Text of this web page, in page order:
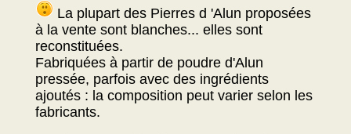
La plupart des Pierres d 'Alun proposées
à la vente sont blanches... elles sont
reconstituées.
Fabriquées à partir de poudre d'Alun
pressée, parfois avec des ingrédients
ajoutés : la composition peut varier selon les
fabricants.